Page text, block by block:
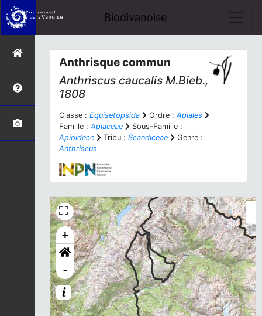
Biodivanoise
Anthrisque commun
Anthriscus caucalis M.Bieb.,
1808
Classe : Equisetopsida Ordre : Apiales
Famille : Apiaceae
Sous-Famille :
Apioideae
Tribu : Scandiceae
Genre :
Anthriscus
+
-